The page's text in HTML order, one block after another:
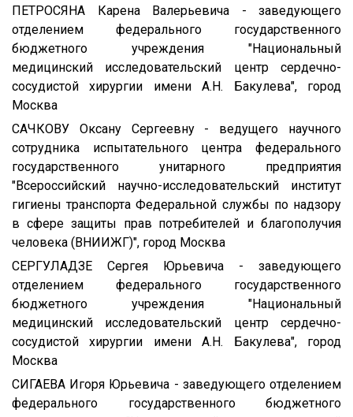
ПЕТРОСЯНА Карена Валерьевича - заведующего
отделением федерального государственного
бюджетного учреждения "Национальный
медицинский исследовательский центр сердечно-
сосудистой хирургии имени А.Н. Бакулева", город
Москва
САЧКОВУ Оксану Сергеевну - ведущего научного
сотрудника испытательного центра федерального
государственного унитарного предприятия
"Всероссийский научно-исследовательский институт
гигиены транспорта Федеральной службы по надзору
в сфере защиты прав потребителей и благополучия
человека (ВНИИЖГ)", город Москва
СЕРГУЛАДЗЕ Сергея Юрьевича - заведующего
отделением федерального государственного
бюджетного учреждения "Национальный
медицинский исследовательский центр сердечно-
сосудистой хирургии имени А.Н. Бакулева", город
Москва
СИГАЕВА Игоря Юрьевича - заведующего отделением
федерального государственного бюджетного